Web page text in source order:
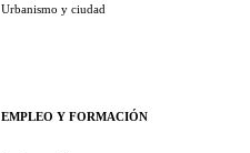
Urbanismo y ciudad
EMPLEO Y FORMACIÓN